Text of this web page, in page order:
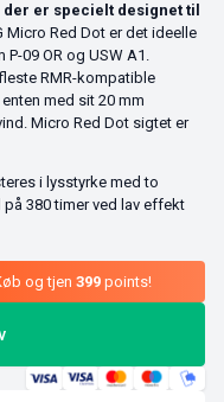
er specielt designet til
Micro Red Dot er det ideelle
09 OR og USW A1.
RMR-kompatible
med sit 20 mm
Micro Red Dot sigtet er
i lysstyrke med to
380 timer ved lav effekt
og tjen 399 points!